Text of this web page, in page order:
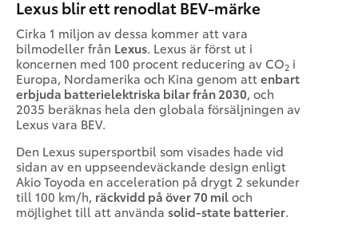
Lexus blir ett renodlat BEV-märke
Cirka 1 miljon av dessa kommer att vara
bilmodeller från Lexus. Lexus är först ut i
koncernen med 100 procent reducering av CO2 i
Europa, Nordamerika och Kina genom attenbart
erbjuda batterielektriska bilar från2030, och
2035 beräknas hela den globala försäljningen av
Lexus vara BEV.
Den Lexus supersportbil som visades hade vid
sidan av en uppseendeväckande design enligt
Akio Toyoda en acceleration på drygt 2 sekunder
till 100 km/h, räckvidd på över 70 miloch
möjlighet till att använda solid-state batterier.